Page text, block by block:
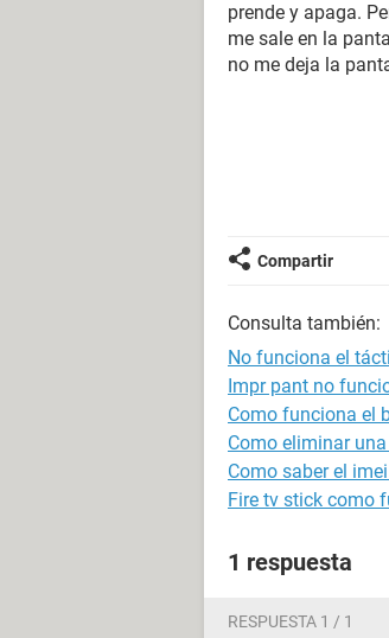
prende y apaga.
me sale en la
no me deja la
Compartir
Consulta también:
No funciona el
Impr pant no
Como funciona el
Como eliminar
Como saber el
Fire tv stick como
1 respuesta
RESPUESTA 1 / 1